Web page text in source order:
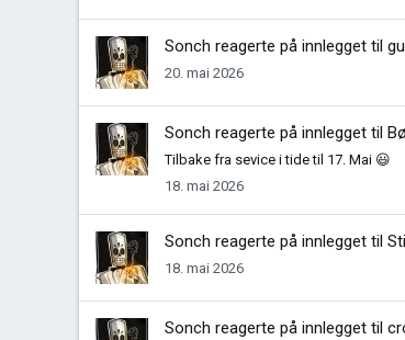
Sonch reagerte på innlegget til
20. mai 2026
Sonch reagerte på innlegget til
Tilbake fra sevice i tide til 17. Mai 😃
18. mai 2026
Sonch reagerte på innlegget til
18. mai 2026
Sonch reagerte på innlegget til